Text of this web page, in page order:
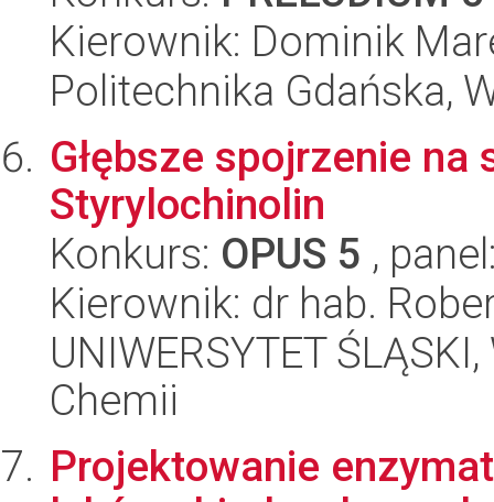
Kierownik: Dominik
Politechnika Gdańska,
Głębsze spojrzenie
Styrylochinolin
Konkurs: OPUS 5 ,
Kierownik: dr hab.
UNIWERSYTET
Chemii
Projektowanie